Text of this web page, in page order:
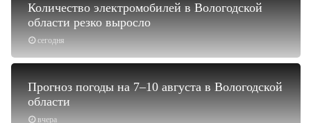
сегодня
Количество электромобилей в Вологодской
области резко выросло
вчера
Прогноз погоды на 7–10 августа в Вологодской
области